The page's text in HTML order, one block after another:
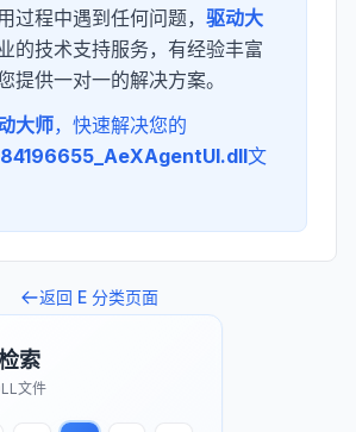
过程中遇到任何问题， 驱动大
的技术支持服务，有经验丰富
提供一对一的解决方案。
大师，快速解决您的
文
返回 E 分类页面
索
文件